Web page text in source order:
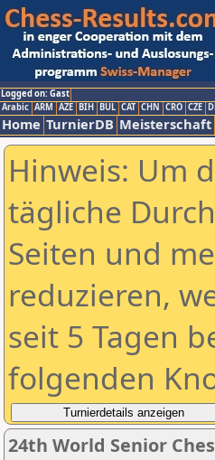
Logged on: Gast
Arabic ARM AZE BIH BUL CAT CHN CRO CZE
Home TurnierDB Meisterschaft
Hinweis: Um
tägliche
Seiten und
reduzieren,
seit 5 Tagen
folgenden
24th World Senior